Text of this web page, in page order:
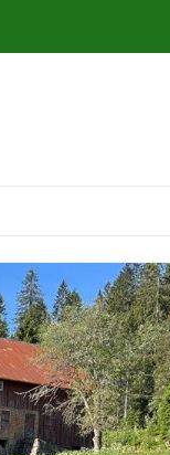
OG ARTSMANGFOLD PÅ